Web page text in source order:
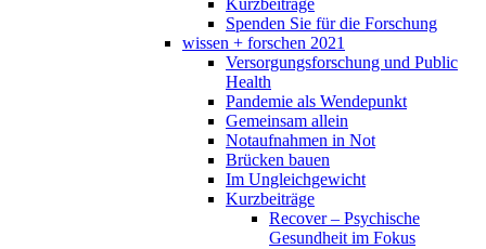
Kurzbeiträge
Spenden Sie für die Forschung
wissen + forschen 2021
Versorgungsforschung und Public
Health
Pandemie als Wendepunkt
Gemeinsam allein
Notaufnahmen in Not
Brücken bauen
Im Ungleichgewicht
Kurzbeiträge
Recover – Psychische
Gesundheit im Fokus